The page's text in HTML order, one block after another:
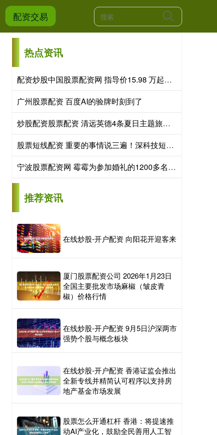
配资交易
热点资讯
配资炒股中国股票配资网 指导价15.98 万起，6 座大空间，试驾华境 S，家用选它？
广州股票配资 百度AI的验牌时刻到了
炒股配资股票配资 清远英德4条夏日主题旅游线路，解锁一整夏的清凉与快乐
股票短线配资 重要的事情说三遍！深科技短线承压，中长期逻辑还在吗？
宁波股票配资网 霉霉为参加婚礼的1200多名客人，每人准备了一只价值18万的卡地亚手表
推荐资讯
在线炒股-开户配资 向阳花开迎客来
厦门股票配资公司 2026年1月23日
全国主要批发市场麻椒（皱皮青
椒）价格行情
在线炒股-开户配资 9月5日沪深两市
强势个股与概念板块
在线炒股-开户配资 香港证监会推出
全新专线并精简认可程序以支持房
地产基金市场发展
股票怎么开通杠杆 香港：将提速推
动AI产业化，鼓励全民善用人工智